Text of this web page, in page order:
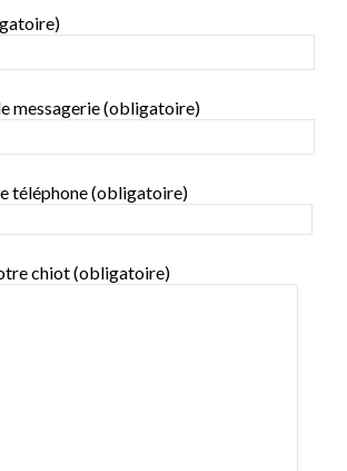
messagerie (obligatoire)
téléphone (obligatoire)
chiot (obligatoire)